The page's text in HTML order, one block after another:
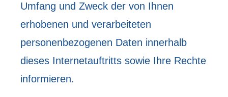
Umfang und Zweck der von Ihnen
erhobenen und verarbeiteten
personenbezogenen Daten innerhalb
dieses Internetauftritts sowie Ihre Rechte
informieren.